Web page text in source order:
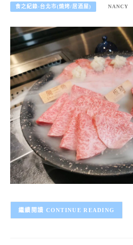
食之紀錄-台北市(燒烤/居酒屋) NANCY
CONTINUE READING